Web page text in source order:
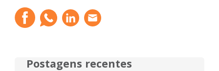
Postagens recentes